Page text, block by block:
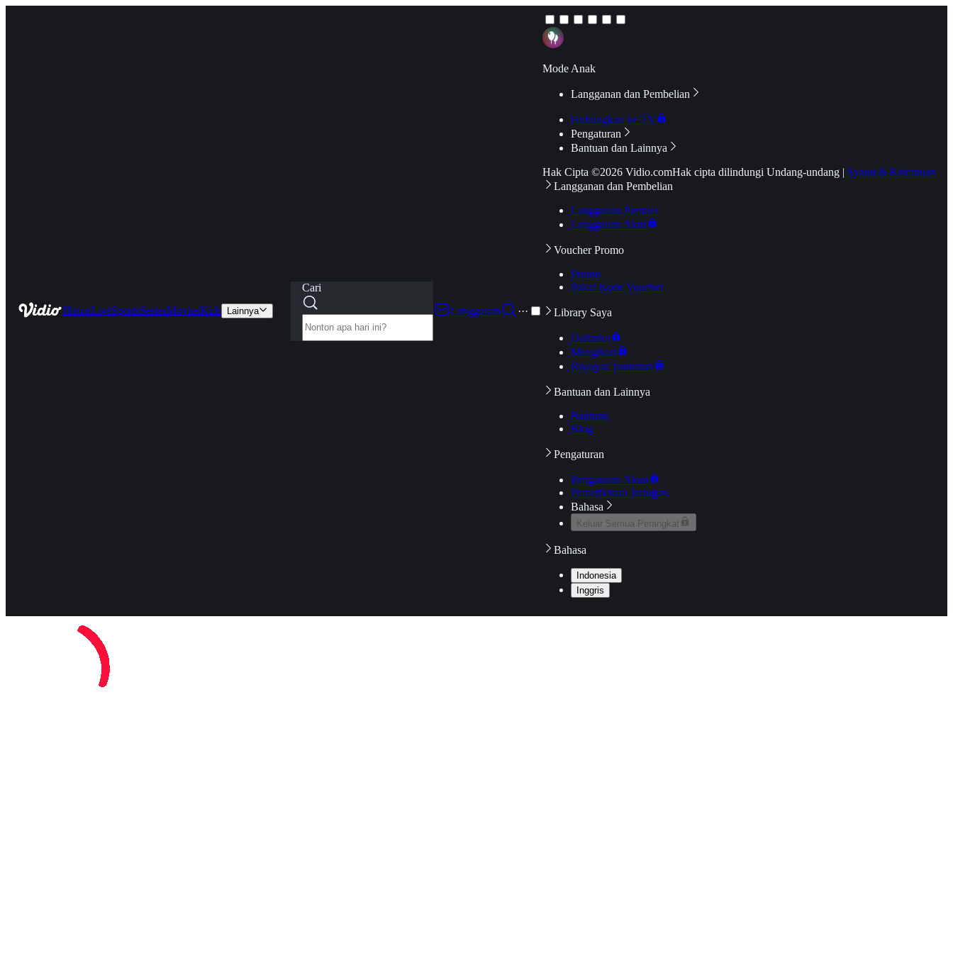
HomeLiveSportsSeriesMoviesKids Lainnya
Cari
Langganan
···
Mode Anak
Langganan dan Pembelian
Hubungkan ke TV
Pengaturan
Bantuan dan Lainnya
Hak Cipta ©2026 Vidio.comHak cipta dilindungi Undang-undang | Syarat & Ketentuan
Langganan dan Pembelian
Langganan Premier
Langganan Aktif
Voucher Promo
Promo
Pakai Kode Voucher
Library Saya
Daftarku
Mengikuti
Riwayat Tontonan
Bantuan dan Lainnya
Bantuan
Blog
Pengaturan
Pengaturan Akun
Pemeriksaan Jaringan
Bahasa
Keluar Semua Perangkat
Bahasa
Indonesia
Inggris